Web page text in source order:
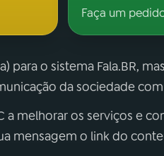
Faça um
para o sistema Fala.BR,
da sociedade
a melhorar os serviços e
mensagem o link do